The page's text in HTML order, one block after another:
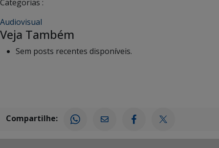
Categorias :
Audiovisual
Veja Também
Sem posts recentes disponíveis.
Compartilhe: